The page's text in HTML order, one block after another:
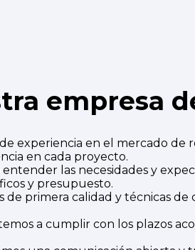
empresa
experiencia en el mercado
en cada proyecto.
entender las necesidades y
y presupuesto.
de primera calidad y técnicas
a cumplir con los plazos